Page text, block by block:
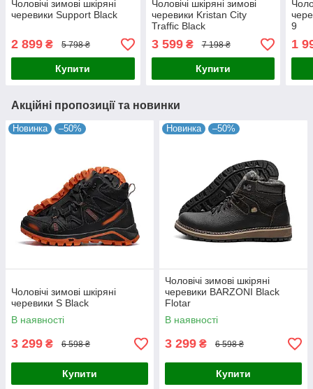
Чоловічі зимові шкіряні
черевики Support Black
2 899 ₴ 5 798 ₴
Купити
Чоловічі шкіряні зимові
черевики Kristan City
Traffic Black
3 599₴ 7 198 ₴
Купити
9
1
Акційні пропозиції та новинки
Новинка –50%
Чоловічі зимові шкіряні
черевики S Black
В наявності
3 299 ₴ 6 598 ₴
Купити
Новинка –50%
Чоловічі зимові шкіряні
черевики BARZONI Black
Flotar
В наявності
3 299 ₴ 6 598 ₴
Купити